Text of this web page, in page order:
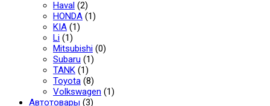
Haval (2)
HONDA (1)
KIA (1)
Li (1)
Mitsubishi (0)
Subaru (1)
TANK (1)
Toyota (8)
Volkswagen (1)
Автотовары (3)